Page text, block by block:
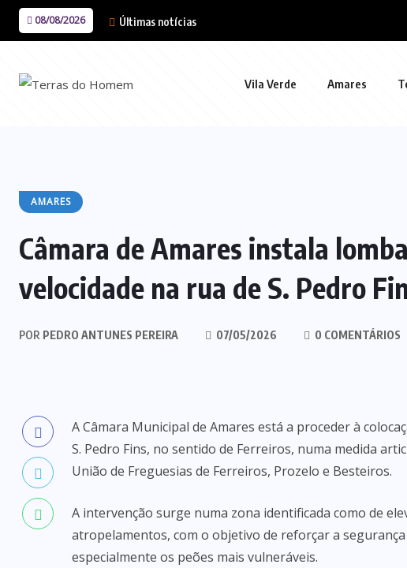
08/08/2026 Últimas notícias
Vila Verde Amares
AMARES
Câmara de Amares instala
velocidade na rua de S. Pedro
POR PEDRO ANTUNES PEREIRA 07/05/2026 0 COMENTÁRIOS
A Câmara Municipal de Amares está a proceder à
S. Pedro Fins, no sentido de Ferreiros, numa medida
União de Freguesias de Ferreiros, Prozelo e Besteiros.
A intervenção surge numa zona identificada como de
atropelamentos, com o objetivo de reforçar a
especialmente os peões mais vulneráveis.